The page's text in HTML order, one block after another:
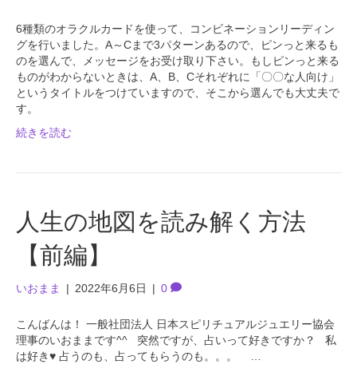
6種類のオラクルカードを使って、コンビネーションリーディン
グを行いました。A～Cまで3パターンあるので、ピンっと来るも
のを選んで、メッセージをお受け取り下さい。もしピンっと来る
ものがわからないときは、A、B、Cそれぞれに「〇〇な人向け」
というタイトルをつけていますので、そこから選んでも大丈夫で
す。
続きを読む
人生の地図を読み解く方法
【前編】
いおまま | 2022年6月6日 | 0
こんばんは！ 一般社団法人 日本スピリチュアルジュエリー協会
理事のいおままです^^ 突然ですが、占いって好きですか？ 私
は好き♥ 占うのも、占ってもらうのも。。。 …